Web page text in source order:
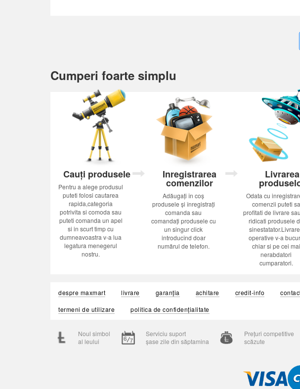
Cumperi foarte simplu
Cauți produsele
Pentru a alege produsul
puteti folosi cautarea
rapida,categoria
potrivita si comoda sau
puteti comanda un apel
si in scurt timp cu
dumneavoastra v-a lua
legatura menegerul
nostru.
Inregistrarea
comenzilor
Adăugați în coș
produsele și înregistrați
comanda sau
comandați produsele cu
un singur click
introducînd doar
numărul de telefon.
Livrarea
Odata cu
comenzii puteti sa
profitati de livrare
ridicati produsele
operative v-a
chiar si pe cei mai
nerabdatori
cumparatori.
despre maxmart livrare garanția achitare credit-info
termeni de utilizare
politica de confidențialitate
Noul simbol
al leului
Serviciu suport
șase zile din săptamina
Prețuri competitive
scăzute